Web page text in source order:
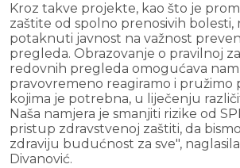
Kroz takve projekte, kao što je
zaštite od spolno prenosivih bolesti,
potaknuti javnost na važnost
pregleda. Obrazovanje o pravilnoj
redovnih pregleda omogućava
pravovremeno reagiramo i pružimo
kojima je potrebna, u liječenju
Naša namjera je smanjiti rizike od
pristup zdravstvenoj zaštiti, da
zdraviju budućnost za sve",
Divanović.